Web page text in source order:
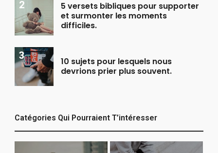
5 versets bibliques pour supporter
et surmonter les moments
difficiles.
10 sujets pour lesquels nous
devrions prier plus souvent.
Catégories Qui Pourraient T’intéresser